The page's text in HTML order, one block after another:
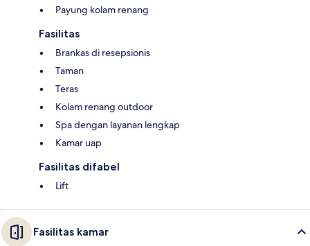
Payung kolam renang
Fasilitas
Brankas di resepsionis
Taman
Teras
Kolam renang outdoor
Spa dengan layanan lengkap
Kamar uap
Fasilitas difabel
Lift
Fasilitas kamar